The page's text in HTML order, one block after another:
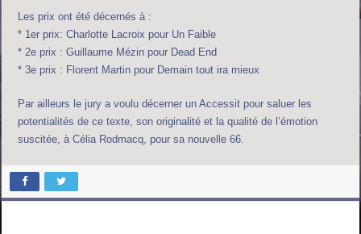
Les prix ont été décernés à :
* 1er prix: Charlotte Lacroix pour Un Faible
* 2e prix : Guillaume Mézin pour Dead End
* 3e prix : Florent Martin pour Demain tout ira mieux
Par ailleurs le jury a voulu décerner un Accessit pour saluer les
potentialités de ce texte, son originalité et la qualité de l’émotion
suscitée, à Célia Rodmacq, pour sa nouvelle 66.